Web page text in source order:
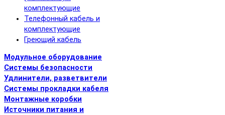
комплектующие
Телефонный кабель и
комплектующие
Греющий кабель
Модульное оборудование
Системы безопасности
Удлинители, разветвители
Системы прокладки кабеля
Монтажные коробки
Источники питания и